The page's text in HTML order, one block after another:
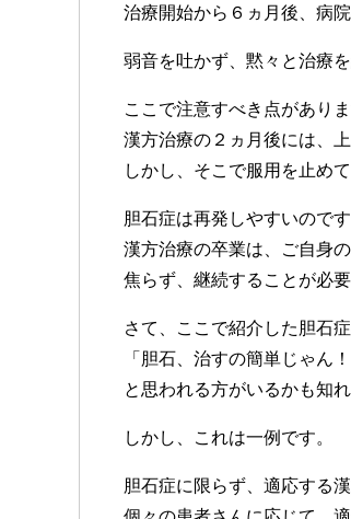
治療開始から６ヵ月後、病
弱音を吐かず、黙々と治療
ここで注意すべき点がありま
漢方治療の２ヵ月後には、
しかし、そこで服用を止め
胆石症は再発しやすいのです
漢方治療の卒業は、ご自身
焦らず、継続することが必要
さて、ここで紹介した胆石
「胆石、治すの簡単じゃん！
と思われる方がいるかも知れ
しかし、これは一例です。
胆石症に限らず、適応する